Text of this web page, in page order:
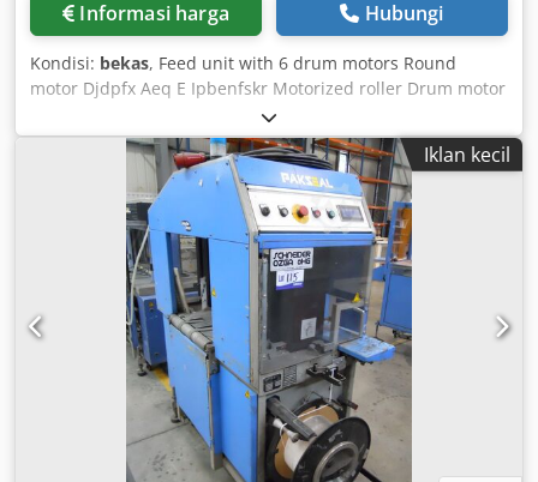
Informasi harga Hubungi
Kondisi: bekas, Feed unit with 6 drum motors Round
motor Djdpfx Aeq E Ipbenfskr Motorized roller Drum motor
Iklan kecil